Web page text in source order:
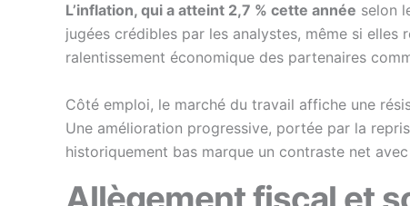
L’inflation, qui a atteint 2,7 % cette année selon
jugées crédibles par les analystes, même si
ralentissement économique des partenaires
Côté emploi, le marché du travail affiche une
Une amélioration progressive, portée par la
historiquement bas marque un contraste net